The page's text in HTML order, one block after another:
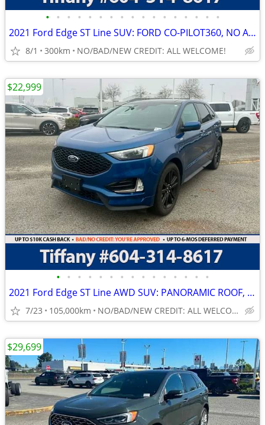
• • • • • • • • • • • • • • • • •
2021 Ford Edge ST Line SUV: FORD CO-PILOT360, NO ACCIDENTS
8/1 300km NO/BAD/NEW CREDIT: ALL WELCOME!
• • • • • • • • • • • • • • •
2021 Ford Edge ST Line AWD SUV: PANORAMIC ROOF, LOCAL
7/23 105,000km NO/BAD/NEW CREDIT: ALL WELCOME!
$22,999
$29,699